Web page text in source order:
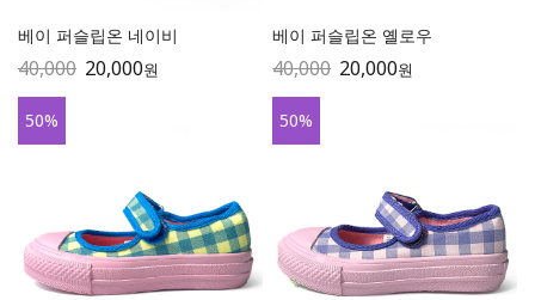
베이 퍼슬립온 네이비
40,000 20,000원
베이 퍼슬립온 옐로우
40,000 20,000원
50% 50%